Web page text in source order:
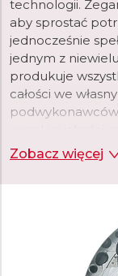
technologii.
aby sprostać
jednocześnie
jednym z
produkuje
całości we
Seiko produkuje
smary
Założyciel
Tokio w 1860
założył własną
Zobacz więcej